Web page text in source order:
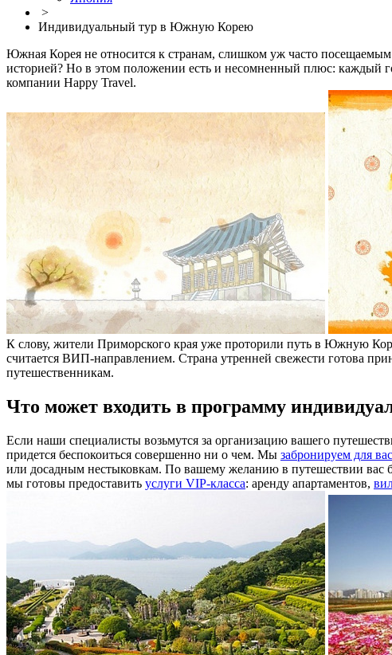
>
Индивидуальный тур в Южную Корею
Южная Корея не относится к странам, слишком уж часто
историей? Но в этом положении есть и несомненный плюс: каждый
компании Happy Travel.
К слову, жители Приморского края уже проторили путь в Южную
считается ВИП-направлением. Страна утренней свежести готова
путешественникам.
Что может входить в программу
Если наши специалисты возьмутся за организацию вашего
придется беспокоиться совершенно ни о чем. Мы забронируем для
или досадным нестыковкам. По вашему желанию в путешествии вас
мы готовы предоставить услуги VIP-класса: аренду апартаментов,